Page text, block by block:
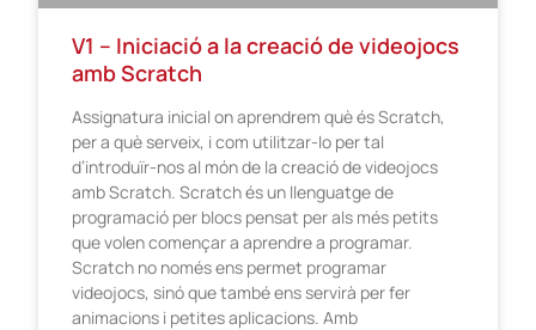
V1 – Iniciació a la creació de videojocs
amb Scratch
Assignatura inicial on aprendrem què és Scratch,
per a què serveix, i com utilitzar-lo per tal
d’introduïr-nos al món de la creació de videojocs
amb Scratch. Scratch és un llenguatge de
programació per blocs pensat per als més petits
que volen començar a aprendre a programar.
Scratch no només ens permet programar
videojocs, sinó que també ens servirà per fer
animacions i petites aplicacions. Amb